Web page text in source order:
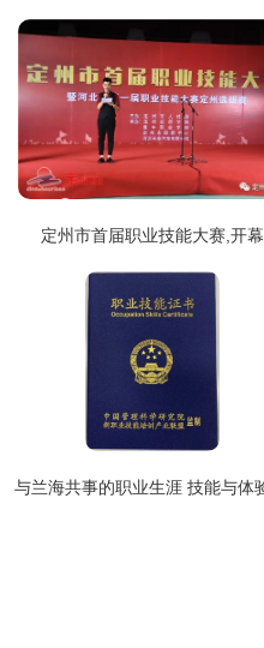
定州市首届职业技能大赛,开幕